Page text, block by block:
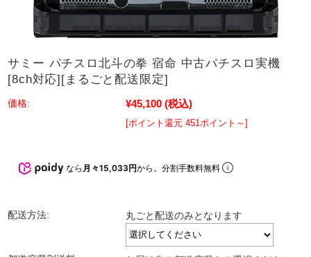
サミー パチスロ北斗の拳 宿命 中古パチスロ実機
[8ch対応][まるごと配送限定]
価格: ¥45,100 (税込)
[ポイント還元 451ポイント～]
なら 月々15,033円から。分割手数料無料
配送方法: 丸ごと配送のみとなります